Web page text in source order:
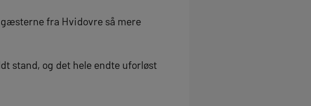
fra Hvidovre så mere
stand, og det hele endte uforløst